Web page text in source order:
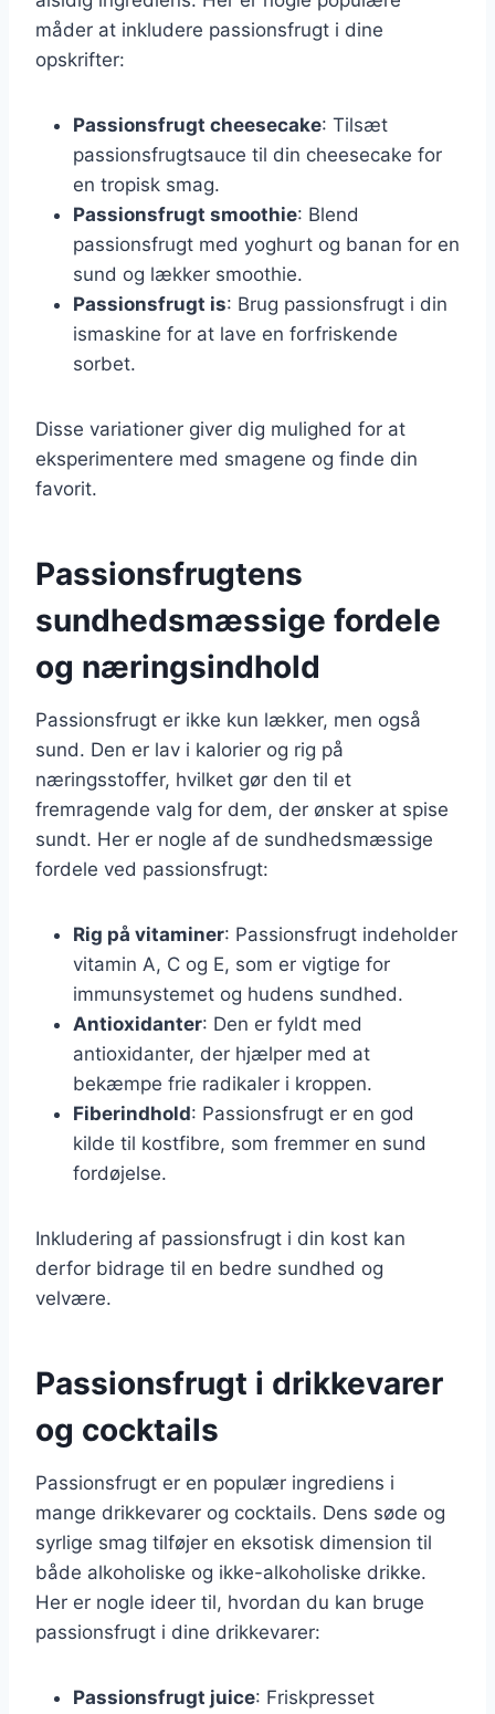
måder at inkludere passionsfrugt i dine
opskrifter:
Passionsfrugt cheesecake: Tilsæt
passionsfrugtsauce til din cheesecake for
en tropisk smag.
Passionsfrugt smoothie: Blend
passionsfrugt med yoghurt og banan for en
sund og lækker smoothie.
Passionsfrugt is: Brug passionsfrugt i din
ismaskine for at lave en forfriskende
sorbet.
Disse variationer giver dig mulighed for at
eksperimentere med smagene og finde din
favorit.
Passionsfrugtens
sundhedsmæssige fordele
og næringsindhold
Passionsfrugt er ikke kun lækker, men også
sund. Den er lav i kalorier og rig på
næringsstoffer, hvilket gør den til et
fremragende valg for dem, der ønsker at spise
sundt. Her er nogle af de sundhedsmæssige
fordele ved passionsfrugt:
Rig på vitaminer: Passionsfrugt indeholder
vitamin A, C og E, som er vigtige for
immunsystemet og hudens sundhed.
Antioxidanter: Den er fyldt med
antioxidanter, der hjælper med at
bekæmpe frie radikaler i kroppen.
Fiberindhold: Passionsfrugt er en god
kilde til kostfibre, som fremmer en sund
fordøjelse.
Inkludering af passionsfrugt i din kost kan
derfor bidrage til en bedre sundhed og
velvære.
Passionsfrugt i drikkevarer
og cocktails
Passionsfrugt er en populær ingrediens i
mange drikkevarer og cocktails. Dens søde og
syrlige smag tilføjer en eksotisk dimension til
både alkoholiske og ikke-alkoholiske drikke.
Her er nogle ideer til, hvordan du kan bruge
passionsfrugt i dine drikkevarer:
Passionsfrugt juice: Friskpresset